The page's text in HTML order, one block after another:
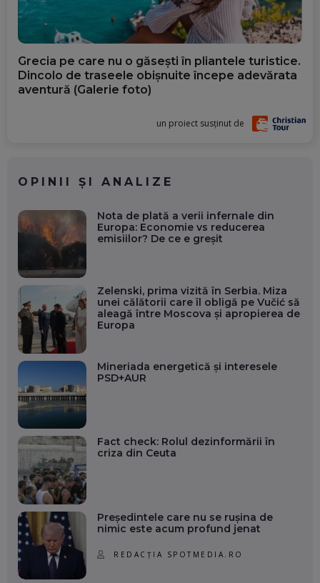
Grecia pe care nu o găsești în pliantele turistice.
Dincolo de traseele obișnuite începe adevărata
aventură (Galerie foto)
un proiect susținut de
OPINII ȘI ANALIZE
Nota de plată a verii infernale din
Europa: Economie vs reducerea
emisiilor? De ce e greșit
Zelenski, prima vizită în Serbia. Miza
unei călătorii care îl obligă pe Vučić să
aleagă între Moscova și apropierea de
Europa
Mineriada energetică și interesele
PSD+AUR
Fact check: Rolul dezinformării în
criza din Ceuta
Președintele care nu se rușina de
nimic este acum profund jenat
REDACȚIA SPOTMEDIA.RO